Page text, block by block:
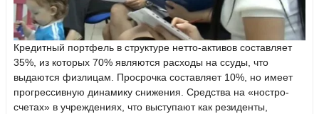
Кредитный портфель в структуре нетто-активов составляет
35%, из которых 70% являются расходы на ссуды, что
выдаются физлицам. Просрочка составляет 10%, но имеет
прогрессивную динамику снижения. Средства на «ностро-
счетах» в учреждениях, что выступают как резиденты,